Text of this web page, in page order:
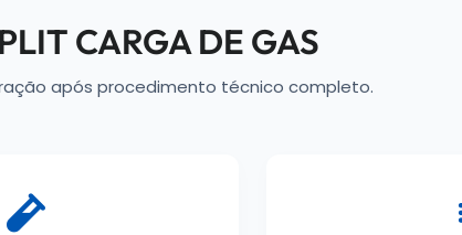
CARGA DE GAS
após procedimento técnico completo.